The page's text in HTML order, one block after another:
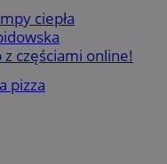
ciepła
częściami online!
pizza